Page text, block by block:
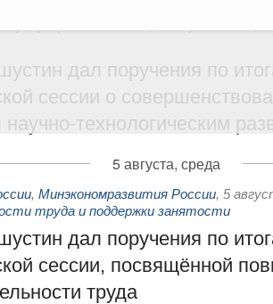
России
дал поручения по
сессии о
технологическим
5 августа, среда
, Минэкономразвития России, 5
труда и поддержки занятости
дал поручения по
сессии, посвящённой
труда